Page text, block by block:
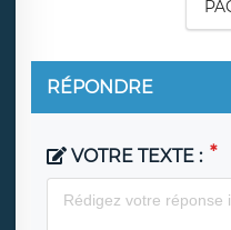
RÉPONDRE
VOTRE TEXTE :